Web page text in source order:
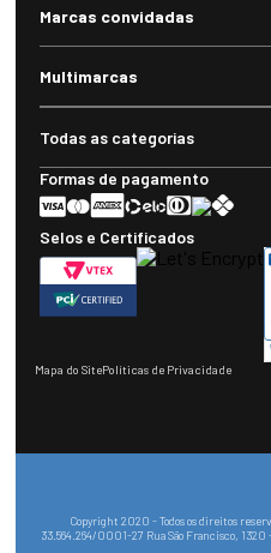
Marcas convidadas
Multimarcas
Todas as categorias
Formas de pagamento
Selos e Certificados
Mapa do SitePolíticas de Privacidade
Copyright 2020 - Todos os direitos
33.564.264/0001-27 Rua São Francisco,